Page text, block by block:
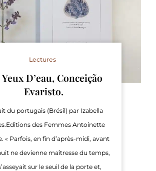
Lectures
Yeux D’eau, Conceição
Evaristo.
du portugais (Brésil) par Izabella
des Femmes Antoinette
« Parfois, en fin d’après-midi, avant
ne devienne maîtresse du temps,
sur le seuil de la porte et,